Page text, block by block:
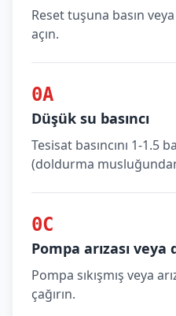
Reset tuşuna basın
açın.
0A
Düşük su basıncı
Tesisat basıncını 1-1.5
(doldurma
0C
Pompa arızası veya
Pompa sıkışmış veya
çağırın.